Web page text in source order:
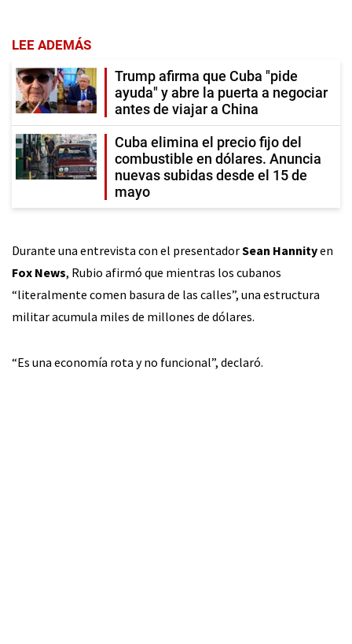
LEE ADEMÁS
Trump afirma que Cuba "pide
ayuda" y abre la puerta a negociar
antes de viajar a China
Cuba elimina el precio fijo del
combustible en dólares. Anuncia
nuevas subidas desde el 15 de
mayo
Durante una entrevista con el presentadorSean Hannityen
Fox News, Rubio afirmó que mientras los cubanos
“literalmente comen basura de las calles”, una estructura
militar acumula miles de millones de dólares.
“Es una economía rota y no funcional”, declaró.